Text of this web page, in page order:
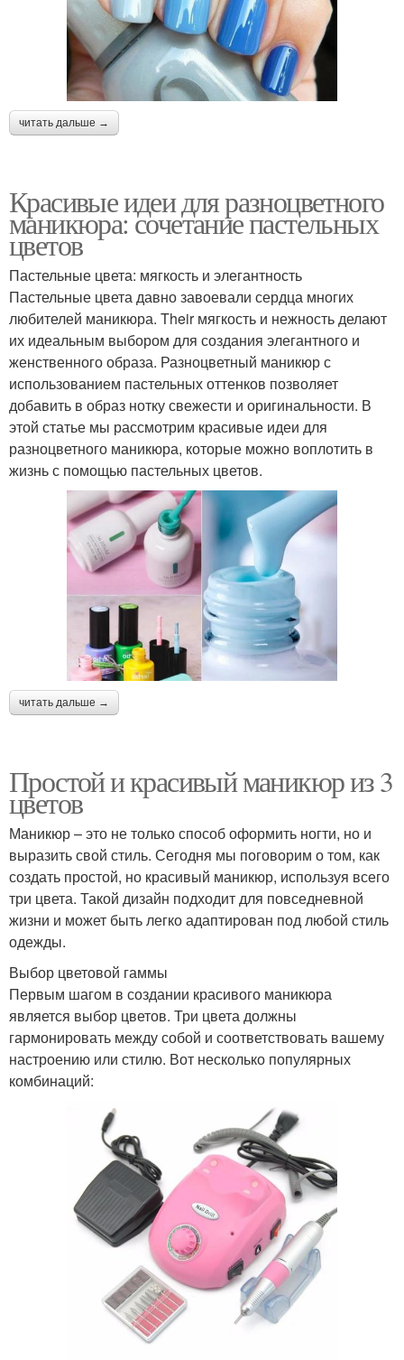
читать дальше →
Красивые идеи для разноцветного
маникюра: сочетание пастельных
цветов
Пастельные цвета: мягкость и элегантность
Пастельные цвета давно завоевали сердца многих
любителей маникюра. Their мягкость и нежность делают
их идеальным выбором для создания элегантного и
женственного образа. Разноцветный маникюр с
использованием пастельных оттенков позволяет
добавить в образ нотку свежести и оригинальности. В
этой статье мы рассмотрим красивые идеи для
разноцветного маникюра, которые можно воплотить в
жизнь с помощью пастельных цветов.
читать дальше →
Простой и красивый маникюр из 3
цветов
Маникюр – это не только способ оформить ногти, но и
выразить свой стиль. Сегодня мы поговорим о том, как
создать простой, но красивый маникюр, используя всего
три цвета. Такой дизайн подходит для повседневной
жизни и может быть легко адаптирован под любой стиль
одежды.
Выбор цветовой гаммы
Первым шагом в создании красивого маникюра
является выбор цветов. Три цвета должны
гармонировать между собой и соответствовать вашему
настроению или стилю. Вот несколько популярных
комбинаций: